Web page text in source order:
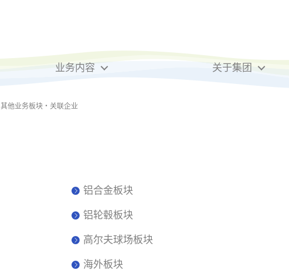
业务内容 关于集团
其他业务板块・关联企业
铝合金板块
铝轮毂板块
高尔夫球场板块
海外板块